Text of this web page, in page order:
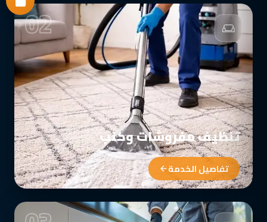
02
تنظيف مفروشات وكنب
تفاصيل الخدمة